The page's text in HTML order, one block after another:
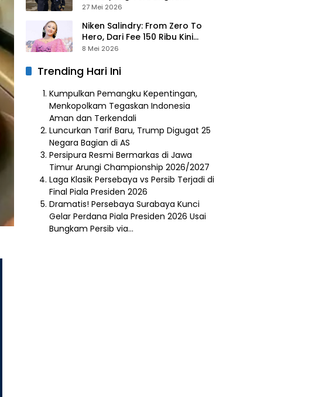
Pesawat Presiden Prabowo ke
27 Mei 2026
Niken Salindry: From Zero To
Hero, Dari Fee 150 Ribu Kini
Punya Aset Miliaran
8 Mei 2026
Trending Hari Ini
Kumpulkan Pemangku Kepentingan,
Menkopolkam Tegaskan Indonesia
Aman dan Terkendali
Luncurkan Tarif Baru, Trump Digugat 25
Negara Bagian di AS
Persipura Resmi Bermarkas di Jawa
Timur Arungi Championship 2026/2027
Laga Klasik Persebaya vs Persib Terjadi di
Final Piala Presiden 2026
Dramatis! Persebaya Surabaya Kunci
Gelar Perdana Piala Presiden 2026 Usai
Bungkam Persib via…